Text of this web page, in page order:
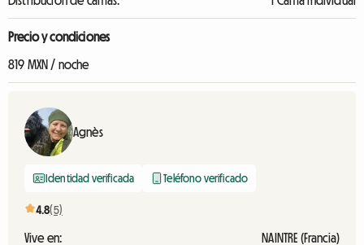
Precio y condiciones
819 MXN / noche
Agnès
Identidad verificada Teléfono verificado
4.8(5)
Vive en:
NAINTRE (Francia)